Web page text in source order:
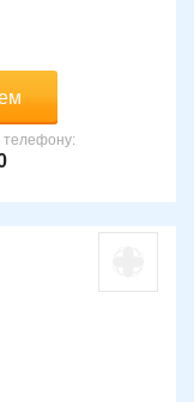
телефону: